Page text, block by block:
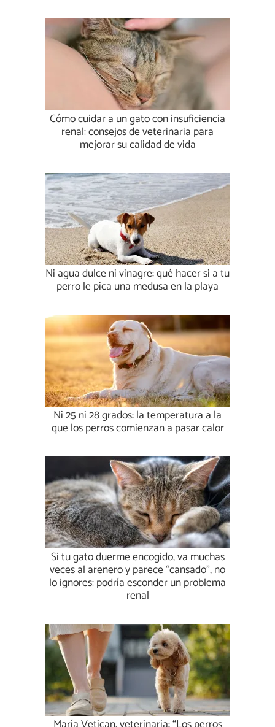
Cómo cuidar a un gato con insuficiencia
renal: consejos de veterinaria para
mejorar su calidad de vida
Ni agua dulce ni vinagre: qué hacer si a tu
perro le pica una medusa en la playa
Ni 25 ni 28 grados: la temperatura a la
que los perros comienzan a pasar calor
Si tu gato duerme encogido, va muchas
veces al arenero y parece “cansado”, no
lo ignores: podría esconder un problema
renal